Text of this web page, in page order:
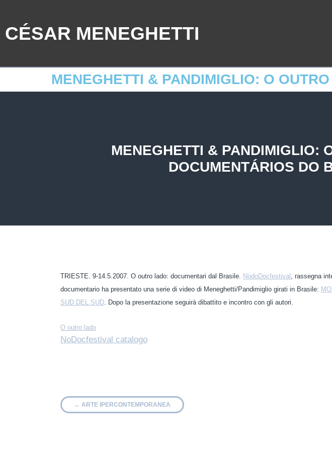
CÉSAR MENEGHETTI
MENEGHETTI & PANDIMIGLIO: O
MENEGHETTI & PANDIMIGLIO:
DOCUMENTÁRIOS DO
TRIESTE. 9-14.5.2007. O outro lado: documentari dal Brasile. NodoDocfestival , rassegna
documentario ha presentato una serie di video di Meneghetti/Pandimiglio girati in Brasile:
SUD DEL SUD . Dopo la presentazione seguirà dibattito e incontro con gli autori.
O outro lado
NoDocfestival catalogo
← ARTE IPERCONTEMPORANEA